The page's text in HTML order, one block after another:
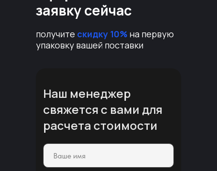
заявку сейчас
получите скидку 10% на первую
упаковку вашей поставки
Наш менеджер
свяжется с вами для
расчета стоимости